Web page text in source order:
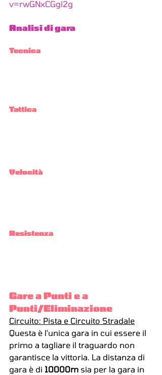
v=rwGNxCGgl2g
Analisi di gara
Tecnica
Tattica
Velocità
Resistenza
Gare a Punti e a
Punti/Eliminazione
Circuito: Pista e Circuito Stradale
Questa è l'unica gara in cui essere il
primo a tagliare il traguardo non
garantisce la vittoria. La distanza di
gara è di 10000m sia per la gara in